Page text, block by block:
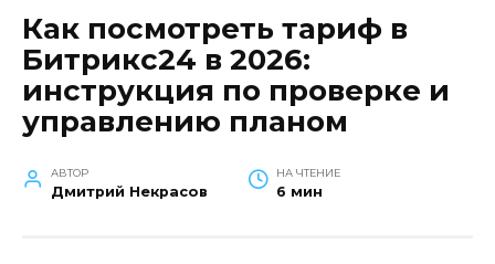
Как посмотреть тариф в
Битрикс24 в 2026:
инструкция по проверке и
управлению планом
АВТОР
Дмитрий Некрасов
НА ЧТЕНИЕ
6 мин